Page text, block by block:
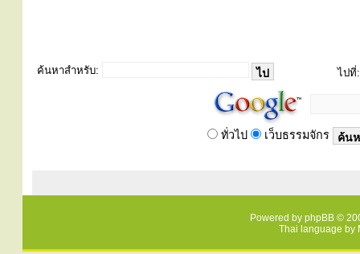
ค้นหาสำหรับ: ไปที่:
ทั่วไป เว็บธรรมจักร
Powered by phpBB ©
Thai language by